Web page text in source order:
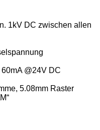
1kV DC zwischen allen
@24V DC
5.08mm Raster